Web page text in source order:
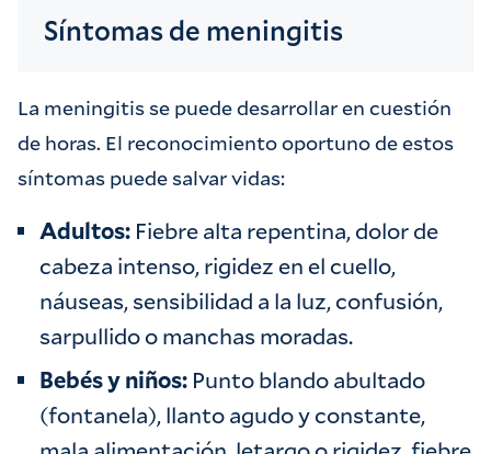
Síntomas de meningitis
La meningitis se puede desarrollar en cuestión
de horas. El reconocimiento oportuno de estos
síntomas puede salvar vidas:
Adultos: Fiebre alta repentina, dolor de
cabeza intenso, rigidez en el cuello,
náuseas, sensibilidad a la luz, confusión,
sarpullido o manchas moradas.
Bebés y niños: Punto blando abultado
(fontanela), llanto agudo y constante,